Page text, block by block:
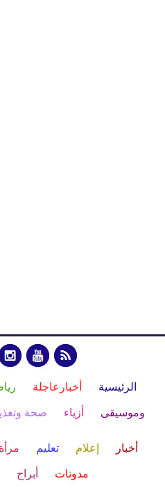
الرئيسية أخبارعاجلة
وموسيقى أزياء صحة
أخبار إعلام تعليم مرأة
مدونات أبراج